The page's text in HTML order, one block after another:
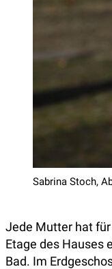
Sabrina Stoch,
Jede Mutter hat
Etage des Hauses
Bad. Im